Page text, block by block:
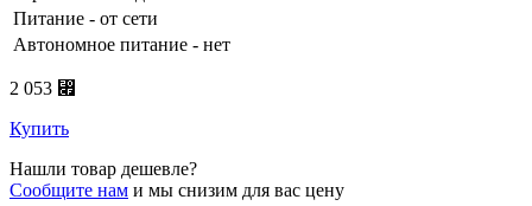
Питание - от сети
Автономное питание - нет
2 053 ⃏
Купить
Нашли товар дешевле?
Сообщите нам и мы снизим для вас цену